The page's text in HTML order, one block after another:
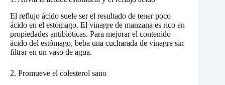
El reflujo ácido suele ser el resultado de tener poco
ácido en el estómago. El vinagre de manzana es rico en
propiedades antibióticas. Para mejorar el contenido
ácido del estómago, beba una cucharada de vinagre sin
filtrar en un vaso de agua.
2. Promueve el colesterol sano